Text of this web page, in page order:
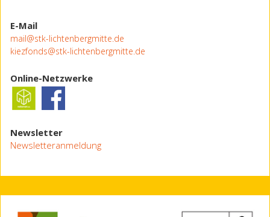
E-Mail
mail@stk-lichtenbergmitte.de
kiezfonds@stk-lichtenbergmitte.de
Online-Netzwerke
Newsletter
Newsletteranmeldung